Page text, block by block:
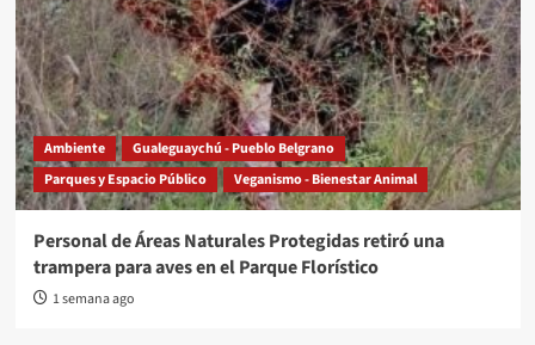
Ambiente
Gualeguaychú - Pueblo Belgrano
Parques y Espacio Público
Veganismo - Bienestar Animal
Personal de Áreas Naturales Protegidas retiró una
trampera para aves en el Parque Florístico
1 semana ago